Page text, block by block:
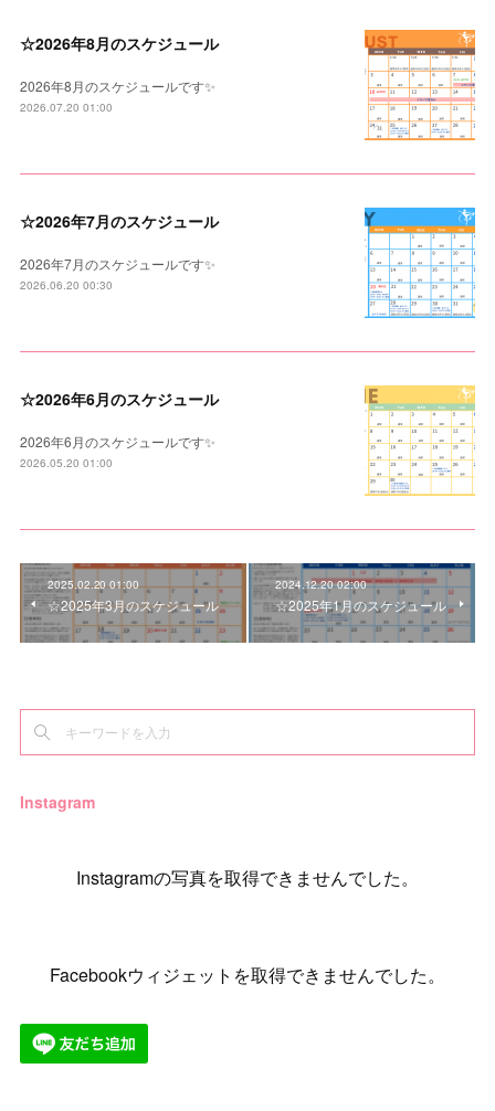
☆2026年8月のスケジュール
2026年8月のスケジュールです✨
2026.07.20 01:00
☆2026年7月のスケジュール
2026年7月のスケジュールです✨
2026.06.20 00:30
☆2026年6月のスケジュール
2026年6月のスケジュールです✨
2026.05.20 01:00
2025.02.20 01:00
☆2025年3月のスケジュール
2024.12.20 02:00
☆2025年1月のスケジュール
Instagram
Instagramの写真を取得できませんでした。
Facebookウィジェットを取得できませんでした。